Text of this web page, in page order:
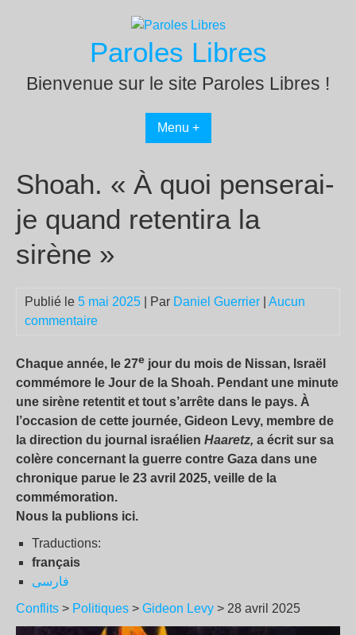
Paroles Libres
Bienvenue sur le site Paroles Libres !
Menu +
Shoah. « À quoi penserai-
je quand retentira la
sirène »
Publié le 5 mai 2025 | Par Daniel Guerrier
Aucun
commentaire
Chaque année, le 27e jour du mois de Nissan, Israël
commémore le Jour de la Shoah. Pendant une minute
une sirène retentit et tout s’arrête dans le pays. À
l’occasion de cette journée, Gideon Levy, membre de
la direction du journal israélien Haaretz, a écrit sur sa
colère concernant la guerre contre Gaza dans une
chronique parue le 23 avril 2025, veille de la
commémoration.
Nous la publions ici.
Traductions:
français
فارسى
Conflits > Politiques > Gideon Levy > 28 avril 2025